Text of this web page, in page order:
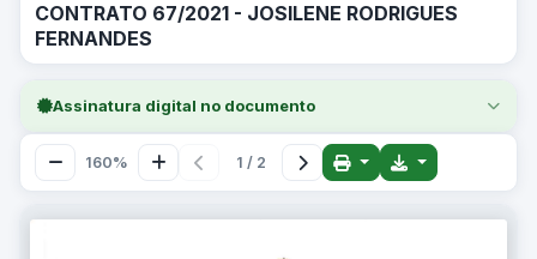
CONTRATO 67/2021 - JOSILENE RODRIGUES
FERNANDES
Assinatura digital no documento
160% 1 / 2